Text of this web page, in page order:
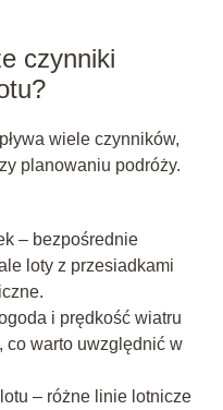
czynniki
wiele czynników,
planowaniu podróży.
– bezpośrednie
loty z przesiadkami
i prędkość wiatru
co warto uwzględnić w
– różne linie lotnicze